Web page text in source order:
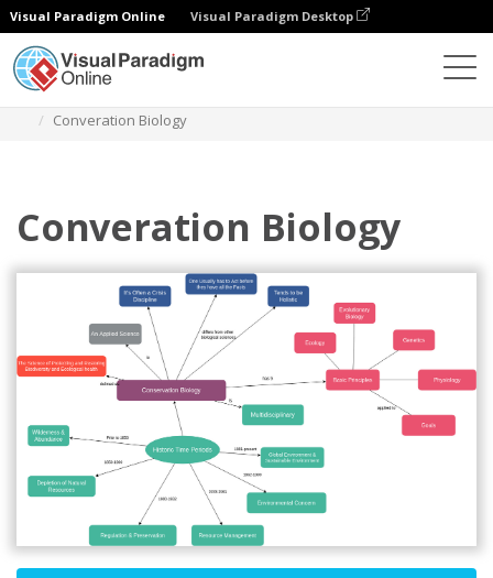
Visual Paradigm Online Visual Paradigm Desktop
Converation Biology
Converation Biology